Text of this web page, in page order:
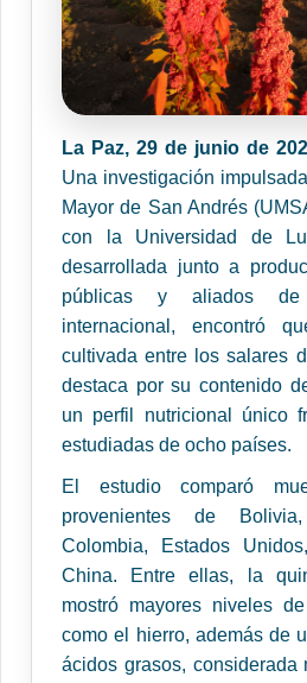
La Paz, 29 de junio de
Una investigación
Mayor de San Andrés
con la Universidad de
desarrollada junto a
públicas y aliados de
internacional, encontró
cultivada entre los salares
destaca por su contenido
un perfil nutricional único
estudiadas de ocho países.
El estudio comparó
provenientes de
Colombia, Estados
China. Entre ellas, la
mostró mayores niveles
como el hierro, además de
ácidos grasos, considerada